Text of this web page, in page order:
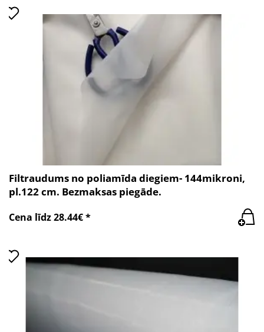
Filtraudums no poliamīda diegiem- 144mikroni,
pl.122 cm. Bezmaksas piegāde.
Cena līdz 28.44€ *